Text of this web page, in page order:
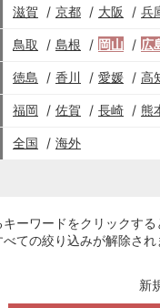
滋賀 京都 大阪 兵
鳥取 島根 岡山 広
徳島 香川 愛媛 高
福岡 佐賀 長崎 熊
全国 海外
ーワードをクリックする
ての絞り込みが解除され
新